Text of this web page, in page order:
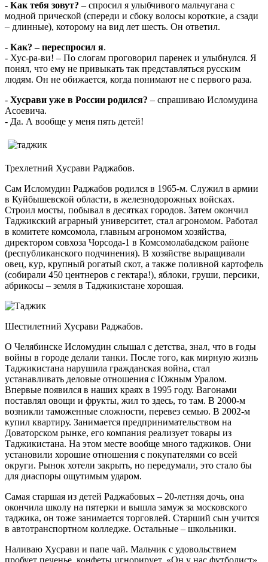
- Как тебя зовут? – спросил я улыбчивого мальчугана с
модной прической (спереди и сбоку волосы короткие, а сзади
– длинные), которому на вид лет шесть. Он ответил.
- Как? – переспросил я.
- Хус-ра-ви! – По слогам проговорил паренек и улыбнулся. Я
понял, что ему не привыкать так представляться русским
людям. Он не обижается, когда понимают не с первого раза.
- Хусрави уже в России родился? – спрашиваю Исломудина
Асоевича.
- Да. А вообще у меня пять детей!
Трехлетний Хусрави Раджабов.
Сам Исломудин Раджабов родился в 1965-м. Служил в армии
в Куйбышевской области, в железнодорожных войсках.
Строил мосты, побывал в десятках городов. Затем окончил
Таджикский аграрный университет, стал агрономом. Работал
в комитете комсомола, главным агрономом хозяйства,
директором совхоза Чорсода-1 в Комсомолабадском районе
(республиканского подчинения). В хозяйстве выращивали
овец, кур, крупный рогатый скот, а также поливной картофель
(собирали 450 центнеров с гектара!), яблоки, груши, персики,
абрикосы – земля в Таджикистане хорошая.
Шестилетний Хусрави Раджабов.
О Челябинске Исломудин слышал с детства, знал, что в годы
войны в городе делали танки. После того, как мирную жизнь
Таджикистана нарушила гражданская война, стал
устанавливать деловые отношения с Южным Уралом.
Впервые появился в наших краях в 1995 году. Вагонами
поставлял овощи и фрукты, жил то здесь, то там. В 2000-м
возникли таможенные сложности, перевез семью. В 2002-м
купил квартиру. Занимается предпринимательством на
Доваторском рынке, его компания реализует товары из
Таджикистана. На этом месте вообще много таджиков. Они
установили хорошие отношения с покупателями со всей
округи. Рынок хотели закрыть, но передумали, это стало бы
для диаспоры ощутимым ударом.
Самая старшая из детей Раджабовых – 20-летняя дочь, она
окончила школу на пятерки и вышла замуж за московского
таджика, он тоже занимается торговлей. Старший сын учится
в автотранспортном колледже. Остальные – школьники.
Наливаю Хусрави и папе чай. Мальчик с удовольствием
пробует печенье, конфеты игнорирует. «Он у нас футболист»,